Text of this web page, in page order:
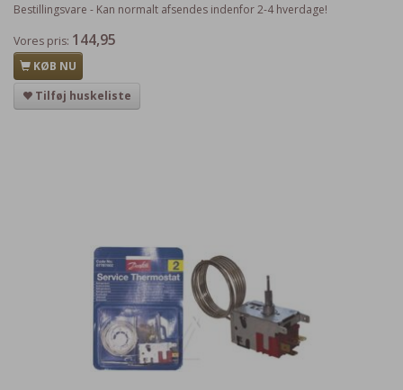
Bestillingsvare - Kan normalt afsendes indenfor 2-4 hverdage!
Vores pris: 144,95
KØB NU
Tilføj huskeliste